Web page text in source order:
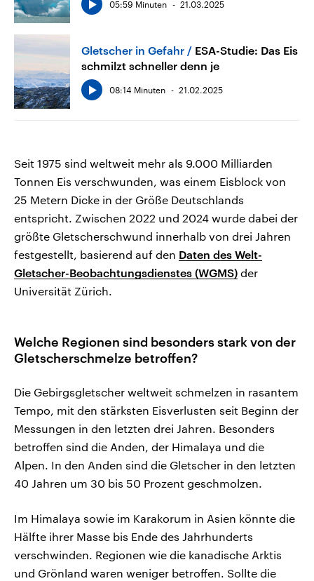
05:59 Minuten 21.03.2025
Gletscher in Gefahr
ESA-Studie: Das Eis
schmilzt schneller denn je
08:14 Minuten 21.02.2025
Seit 1975 sind weltweit mehr als 9.000 Milliarden
Tonnen Eis verschwunden, was einem Eisblock von
25 Metern Dicke in der Größe Deutschlands
entspricht. Zwischen 2022 und 2024 wurde dabei der
größte Gletscherschwund innerhalb von drei Jahren
festgestellt, basierend auf den Daten des Welt-
Gletscher-Beobachtungsdienstes (WGMS) der
Universität Zürich.
Welche Regionen sind besonders stark von der
Gletscherschmelze betroffen?
Die Gebirgsgletscher weltweit schmelzen in rasantem
Tempo, mit den stärksten Eisverlusten seit Beginn der
Messungen in den letzten drei Jahren. Besonders
betroffen sind die Anden, der Himalaya und die
Alpen. In den Anden sind die Gletscher in den letzten
40 Jahren um 30 bis 50 Prozent geschmolzen.
Im Himalaya sowie im Karakorum in Asien könnte die
Hälfte ihrer Masse bis Ende des Jahrhunderts
verschwinden. Regionen wie die kanadische Arktis
und Grönland waren weniger betroffen. Sollte die